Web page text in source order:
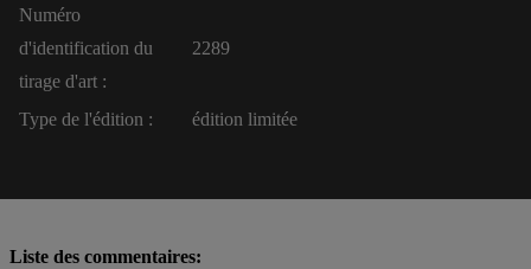
Numéro
d'identification du
tirage d'art :
2289
Type de l'édition : édition limitée
Liste des commentaires: